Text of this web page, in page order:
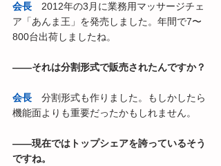
会長 2012年の3月に業務用マッサージチェ
ア「あんま王」を発売しました。年間で7〜
800台出荷しましたね。
――それは分割形式で販売されたんですか？
会長 分割形式も作りました。もしかしたら
機能面よりも重要だったかもしれません。
――現在ではトップシェアを誇っているそう
ですね。